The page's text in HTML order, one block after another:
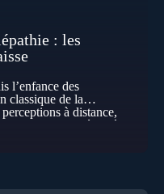
: les
l’enfance des
classique de la
à distance,
ces phénomènes
l’espace, le temps… et